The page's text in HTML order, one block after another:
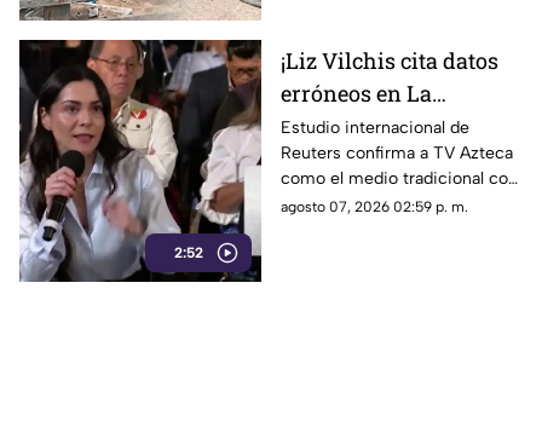
2:52
¡Liz Vilchis cita datos
erróneos en La
Mañanera: Estudio de
Reuters confirma
liderazgo de TV Azteca
en alcance y
Estudio internacional de
Reuters confirma a TV Azteca
como el medio tradicional con
mayor alcance y credibilidad
agosto 07, 2026 02:59 p. m.